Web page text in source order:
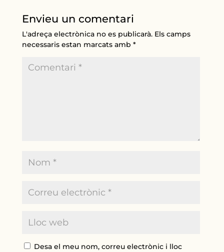
Envieu un comentari
L'adreça electrònica no es publicarà. Els camps
necessaris estan marcats amb*
Desa el meu nom, correu electrònic i lloc